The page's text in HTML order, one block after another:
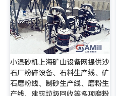
小混砂机上海矿山设备网提供沙
石厂粉碎设备、石料生产线、矿
石磨粉线、制砂生产线、磨粉生